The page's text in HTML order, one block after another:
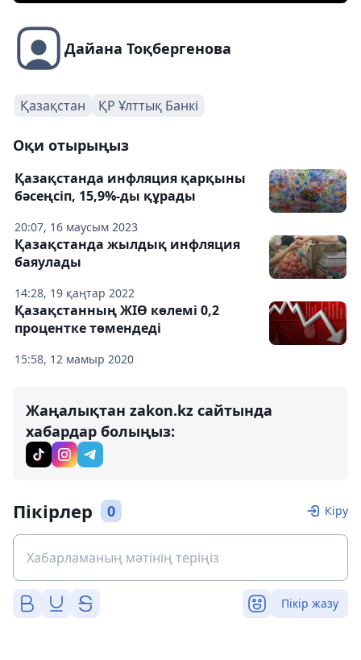
Дайана Тоқбергенова
Қазақстан ҚР Ұлттық Банкі
Оқи отырыңыз
20:07, 16 маусым 2023
Қазақстанда инфляция қарқыны
бәсеңсіп, 15,9%-ды құрады
14:28, 19 қаңтар 2022
Қазақстанда жылдық инфляция
баяулады
15:58, 12 мамыр 2020
Қазақстанның ЖІӨ көлемі 0,2
процентке төмендеді
Жаңалықтан zakon.kz сайтында
хабардар болыңыз:
Пікірлер 0 Кіру
Пікір жазу